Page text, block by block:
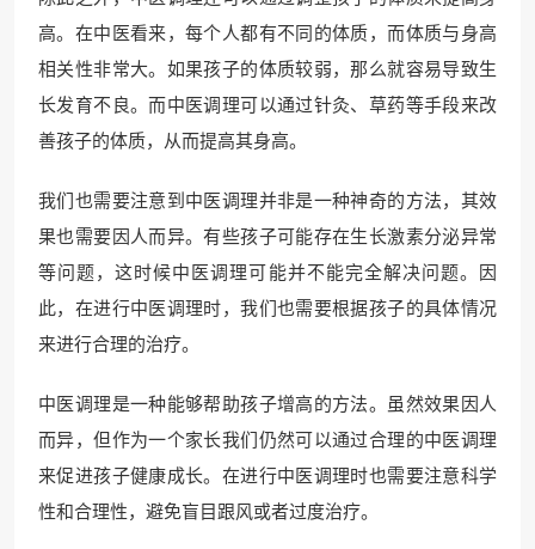
高。在中医看来，每个人都有不同的体质，而体质与身高
相关性非常大。如果孩子的体质较弱，那么就容易导致生
长发育不良。而中医调理可以通过针灸、草药等手段来改
善孩子的体质，从而提高其身高。
我们也需要注意到中医调理并非是一种神奇的方法，其效
果也需要因人而异。有些孩子可能存在生长激素分泌异常
等问题，这时候中医调理可能并不能完全解决问题。因
此，在进行中医调理时，我们也需要根据孩子的具体情况
来进行合理的治疗。
中医调理是一种能够帮助孩子增高的方法。虽然效果因人
而异，但作为一个家长我们仍然可以通过合理的中医调理
来促进孩子健康成长。在进行中医调理时也需要注意科学
性和合理性，避免盲目跟风或者过度治疗。